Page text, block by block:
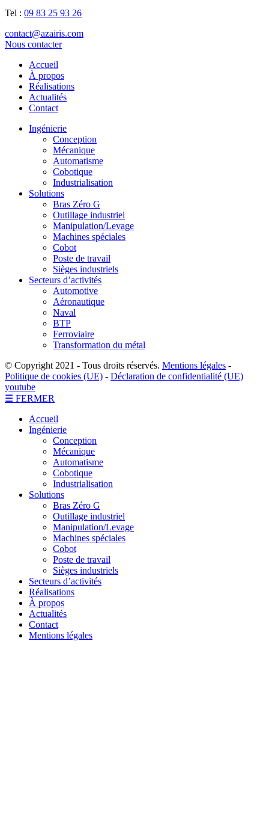
Tel : 09 83 25 93 26
contact@azairis.com
Nous contacter
Accueil
À propos
Réalisations
Actualités
Contact
Ingénierie
Conception
Mécanique
Automatisme
Cobotique
Industrialisation
Solutions
Bras Zéro G
Outillage industriel
Manipulation/Levage
Machines spéciales
Cobot
Poste de travail
Sièges industriels
Secteurs d’activités
Automotive
Aéronautique
Naval
BTP
Ferroviaire
Transformation du métal
© Copyright 2021 - Tous droits réservés. Mentions légales -
Politique de cookies (UE) - Déclaration de confidentialité (UE)
youtube
☰ FERMER
Accueil
Ingénierie
Conception
Mécanique
Automatisme
Cobotique
Industrialisation
Solutions
Bras Zéro G
Outillage industriel
Manipulation/Levage
Machines spéciales
Cobot
Poste de travail
Sièges industriels
Secteurs d’activités
Réalisations
À propos
Actualités
Contact
Mentions légales